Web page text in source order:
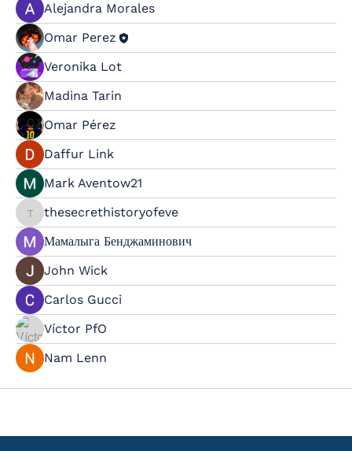
Alejandra Morales
Omar Perez
Veronika Lot
Madina Tarin
Omar Pérez
Daffur Link
Mark Aventow21
thesecrethistoryofeve
thesecrethistoryofeve
Мамалыга Бенджаминович
John Wick
Carlos Gucci
Víctor PfO
Nam Lenn